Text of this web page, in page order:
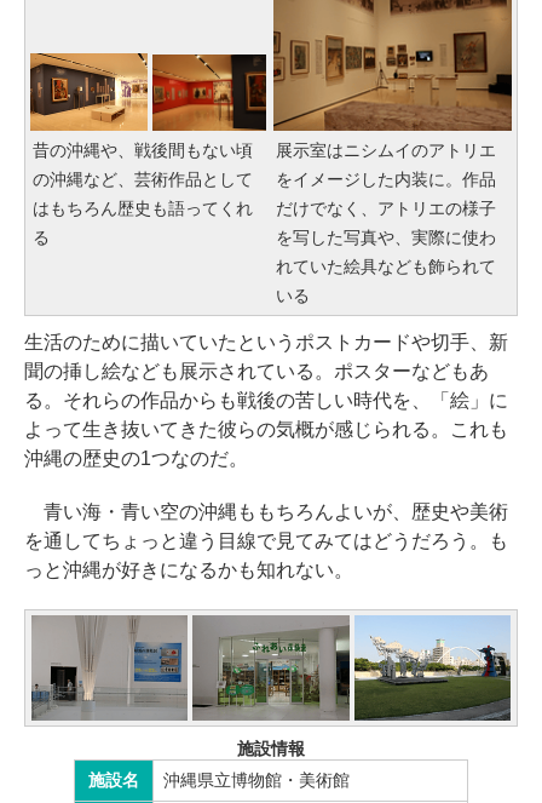
昔の沖縄や、戦後間もない頃
の沖縄など、芸術作品として
はもちろん歴史も語ってくれ
る
展示室はニシムイのアトリエ
をイメージした内装に。作品
だけでなく、アトリエの様子
を写した写真や、実際に使わ
れていた絵具なども飾られて
いる
生活のために描いていたというポストカードや切手、新
聞の挿し絵なども展示されている。ポスターなどもあ
る。それらの作品からも戦後の苦しい時代を、「絵」に
よって生き抜いてきた彼らの気概が感じられる。これも
沖縄の歴史の1つなのだ。
青い海・青い空の沖縄ももちろんよいが、歴史や美術
を通してちょっと違う目線で見てみてはどうだろう。も
っと沖縄が好きになるかも知れない。
施設情報
施設名
沖縄県立博物館・美術館